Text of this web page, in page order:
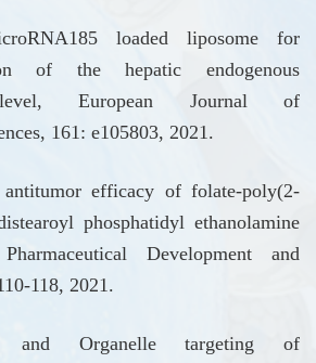
loaded liposome for
of the hepatic endogenous
level, European Journal of
161: e105803, 2021.
efficacy of folate-poly(2-
phosphatidyl ethanolamine
Development and
118, 2021.
and Organelle targeting of